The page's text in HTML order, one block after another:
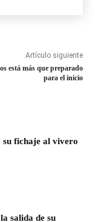
Artículo siguiente
está más que preparado
para el inicio
fichaje al vivero
salida de su